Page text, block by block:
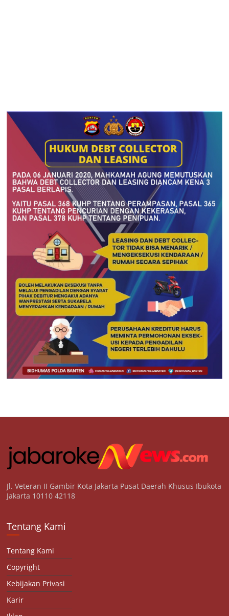
Jl. Veteran II Gambir Kota Jakarta Pusat Daerah Khusus Ibukota
Jakarta 10110 42118
Tentang Kami
Tentang Kami
Copyright
Kebijakan Privasi
Karir